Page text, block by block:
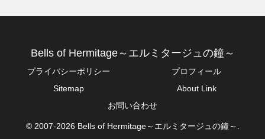
Bells of Hermitage～エルミタージュの鐘～
プライバシーポリシー
プロフィール
Sitemap
About Link
お問い合わせ
© 2007-2026 Bells of Hermitage～エルミタージュの鐘～.